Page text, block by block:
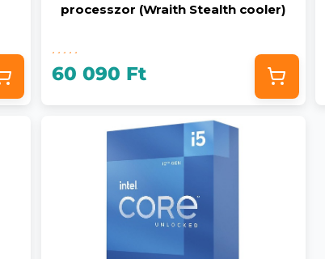
processzor (Wraith Stealth cooler)
60 090 Ft